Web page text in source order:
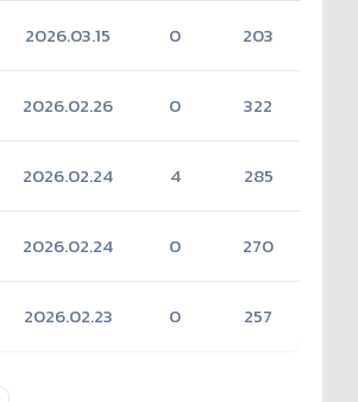
2026.03.15 0 203
2026.02.26 0 322
2026.02.24 4 285
2026.02.24 0 270
2026.02.23 0 257